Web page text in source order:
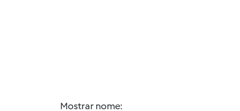
Mostrar nome: